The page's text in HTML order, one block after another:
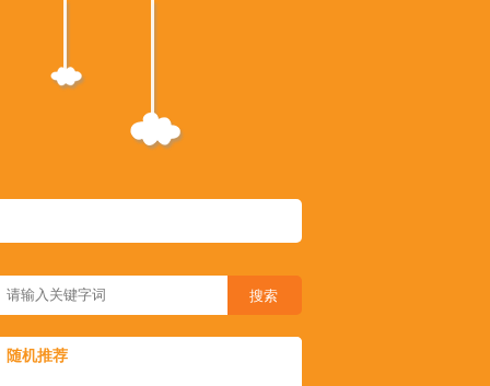
随机推荐